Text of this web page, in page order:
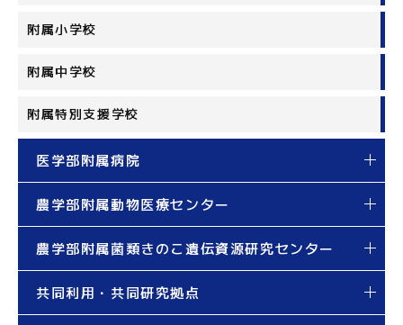
附属小学校
附属中学校
附属特別支援学校
医学部附属病院
農学部附属動物医療センター
農学部附属菌類きのこ遺伝資源研究センター
共同利用・共同研究拠点